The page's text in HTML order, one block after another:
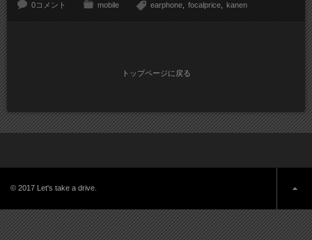
0コメント mobile earphone focalprice kanen
トップページに戻る
© 2017 Let's take a drive.